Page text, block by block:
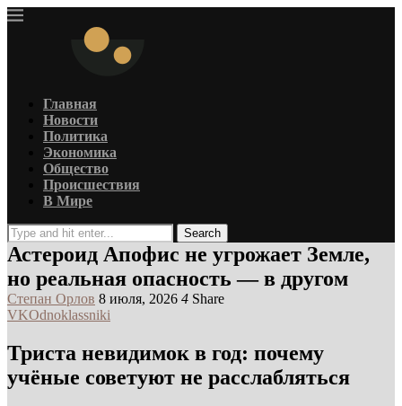
Главная
Новости
Политика
Экономика
Общество
Происшествия
В Мире
Search
Астероид Апофис не угрожает Земле,
но реальная опасность — в другом
Степан Орлов 8 июля, 2026 4 Share
VKOdnoklassniki
Триста невидимок в год: почему
учёные советуют не расслабляться